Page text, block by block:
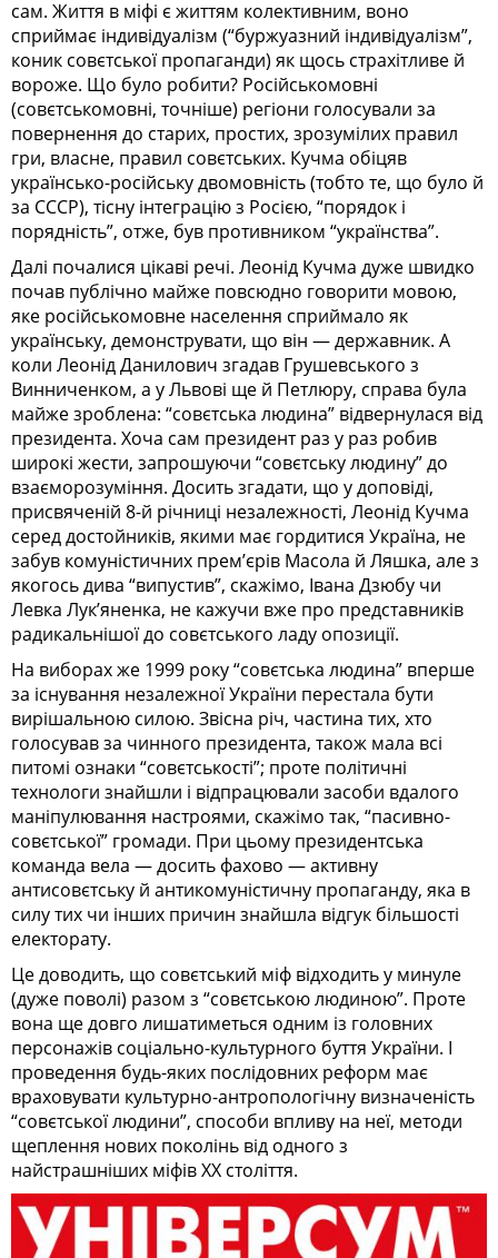
сам. Життя в міфі є життям колективним, воно
сприймає індивідуалізм (“буржуазний індивідуалізм”,
коник совєтської пропаганди) як щось страхітливе й
вороже. Що було робити? Російськомовні
(совєтськомовні, точніше) регіони голосували за
повернення до старих, простих, зрозумілих правил
гри, власне, правил совєтських. Кучма обіцяв
українсько-російську двомовність (тобто те, що було й
за СССР), тісну інтеграцію з Росією, “порядок і
порядність”, отже, був противником “українства”.
Далі почалися цікаві речі. Леонід Кучма дуже швидко
почав публічно майже повсюдно говорити мовою,
яке російськомовне населення сприймало як
українську, демонструвати, що він — державник. А
коли Леонід Данилович згадав Грушевського з
Винниченком, а у Львові ще й Петлюру, справа була
майже зроблена: “совєтська людина” відвернулася від
президента. Хоча сам президент раз у раз робив
широкі жести, запрошуючи “совєтську людину” до
взаєморозуміння. Досить згадати, що у доповіді,
присвяченій 8-й річниці незалежності, Леонід Кучма
серед достойників, якими має гордитися Україна, не
забув комуністичних прем’єрів Масола й Ляшка, але з
якогось дива “випустив”, скажімо, Івана Дзюбу чи
Левка Лук’яненка, не кажучи вже про представників
радикальнішої до совєтського ладу опозиції.
На виборах же 1999 року “совєтська людина” вперше
за існування незалежної України перестала бути
вирішальною силою. Звісна річ, частина тих, хто
голосував за чинного президента, також мала всі
питомі ознаки “совєтськості”; проте політичні
технологи знайшли і відпрацювали засоби вдалого
маніпулювання настроями, скажімо так, “пасивно-
совєтської” громади. При цьому президентська
команда вела — досить фахово — активну
антисовєтську й антикомуністичну пропаганду, яка в
силу тих чи інших причин знайшла відгук більшості
електорату.
Це доводить, що совєтський міф відходить у минуле
(дуже поволі) разом з “совєтською людиною”. Проте
вона ще довго лишатиметься одним із головних
персонажів соціально-культурного буття України. І
проведення будь-яких послідовних реформ має
враховувати культурно-антропологічну визначеність
“совєтської людини”, способи впливу на неї, методи
щеплення нових поколінь від одного з
найстрашніших міфів XX століття.